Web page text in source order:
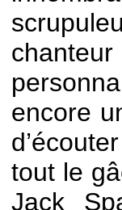
encore
tout le
Jack